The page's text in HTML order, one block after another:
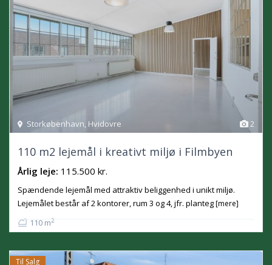
2
Storkøbenhavn, Hvidovre
110 m2 lejemål i kreativt miljø i Filmbyen
Årlig leje: 115.500 kr.
Spændende lejemål med attraktiv beliggenhed i unikt miljø.
Lejemålet består af 2 kontorer, rum 3 og 4, jfr. planteg[mere]
110 m2
Til Salg